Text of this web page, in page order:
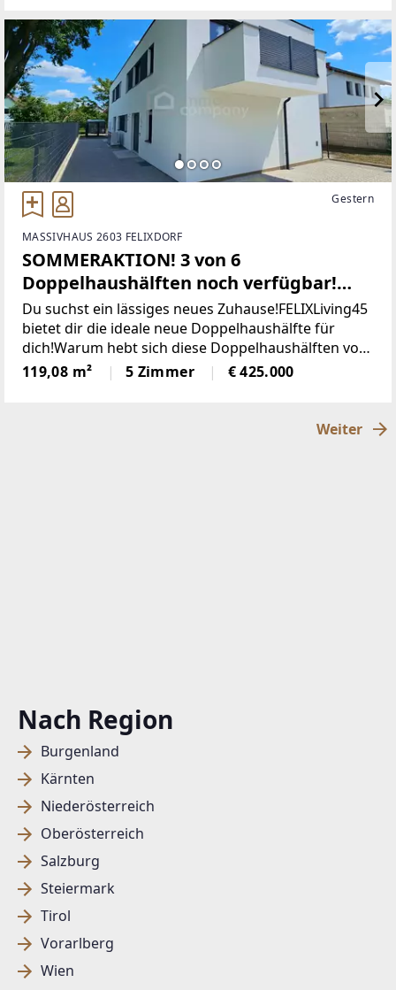
Nach Region
Burgenland
Kärnten
Niederösterreich
Oberösterreich
Salzburg
Steiermark
Tirol
Vorarlberg
Wien
Gestern
MASSIVHAUS 2603 FELIXDORF
SOMMERAKTION! 3 von 6
Doppelhaushälften noch verfügbar!
Haus 3.0 mit Keller in Felixdorf zu
verkaufen!
Du suchst ein lässiges neues Zuhause!FELIXLiving45
bietet dir die ideale neue Doppelhaushälfte für
dich!Warum hebt sich diese Doppelhaushälften von
Anderen ab?Aktuell verfügbare Einheiten:45a - Haus
1: Verfügbar45a - Haus 2:
119,08 m² 5 Zimmer € 425.000
Weiter